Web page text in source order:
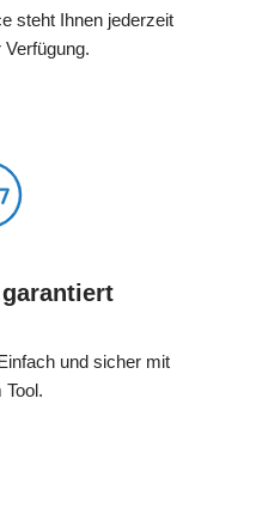
steht Ihnen jederzeit
und sicher mit
Tool.